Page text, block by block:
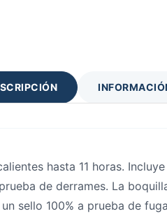
hasta 11 horas.
de derrames. La
sello 100% a prueba de